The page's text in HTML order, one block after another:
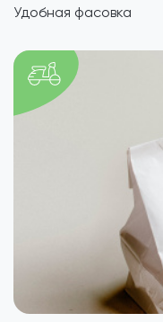
Удобная фасовка